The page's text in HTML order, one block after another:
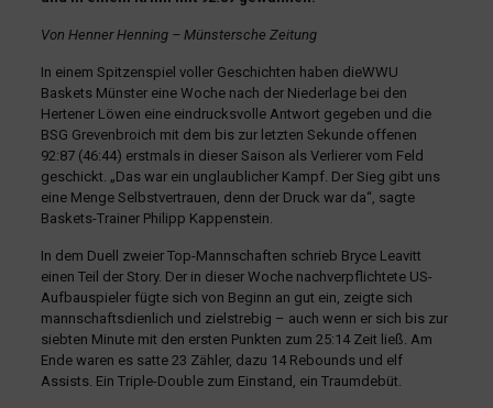
Von Henner Henning – Münstersche Zeitung
In einem Spitzenspiel voller Geschichten haben dieWWU
Baskets Münster eine Woche nach der Niederlage bei den
Hertener Löwen eine eindrucksvolle Antwort gegeben und die
BSG Grevenbroich mit dem bis zur letzten Sekunde offenen
92:87 (46:44) erstmals in dieser Saison als Verlierer vom Feld
geschickt. „Das war ein unglaublicher Kampf. Der Sieg gibt uns
eine Menge Selbstvertrauen, denn der Druck war da“, sagte
Baskets-Trainer Philipp Kappenstein.
In dem Duell zweier Top-Mannschaften schrieb Bryce Leavitt
einen Teil der Story. Der in dieser Woche nachverpflichtete US-
Aufbauspieler fügte sich von Beginn an gut ein, zeigte sich
mannschaftsdienlich und zielstrebig – auch wenn er sich bis zur
siebten Minute mit den ersten Punkten zum 25:14 Zeit ließ. Am
Ende waren es satte 23 Zähler, dazu 14 Rebounds und elf
Assists. Ein Triple-Double zum Einstand, ein Traumdebüt.